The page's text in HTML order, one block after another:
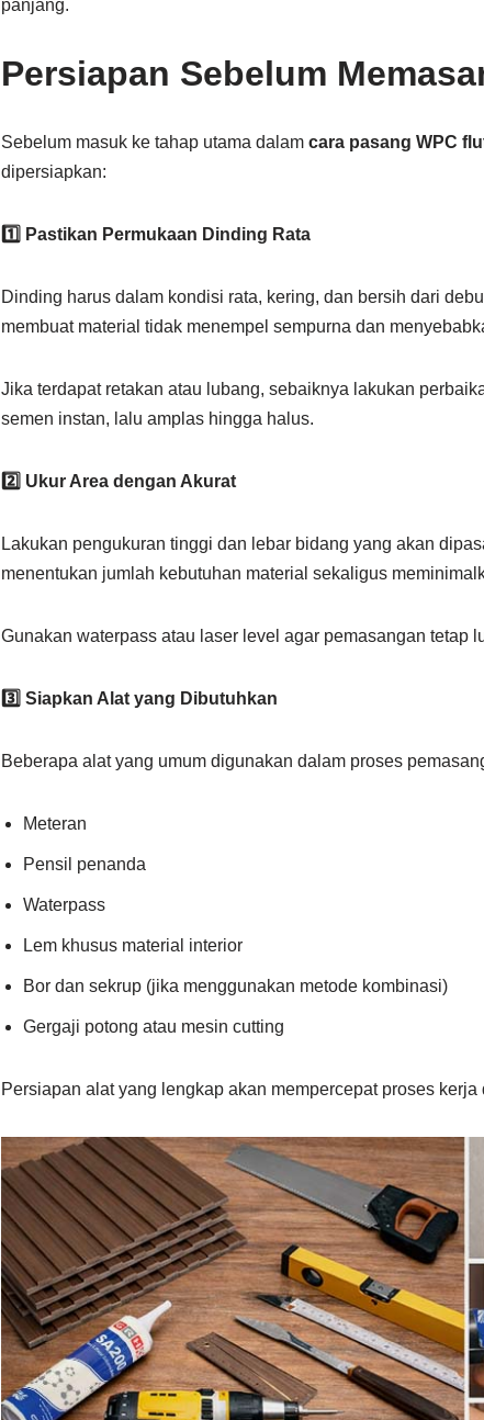
panjang.
Persiapan Sebelum
Sebelum masuk ke tahap utama dalam cara pasang WPC
dipersiapkan:
1️⃣ Pastikan Permukaan Dinding Rata
Dinding harus dalam kondisi rata, kering, dan bersih dari
membuat material tidak menempel sempurna dan
Jika terdapat retakan atau lubang, sebaiknya lakukan
semen instan, lalu amplas hingga halus.
2️⃣ Ukur Area dengan Akurat
Lakukan pengukuran tinggi dan lebar bidang yang akan
menentukan jumlah kebutuhan material sekaligus
Gunakan waterpass atau laser level agar pemasangan tetap
3️⃣ Siapkan Alat yang Dibutuhkan
Beberapa alat yang umum digunakan dalam proses
Meteran
Pensil penanda
Waterpass
Lem khusus material interior
Bor dan sekrup (jika menggunakan metode kombinasi)
Gergaji potong atau mesin cutting
Persiapan alat yang lengkap akan mempercepat proses